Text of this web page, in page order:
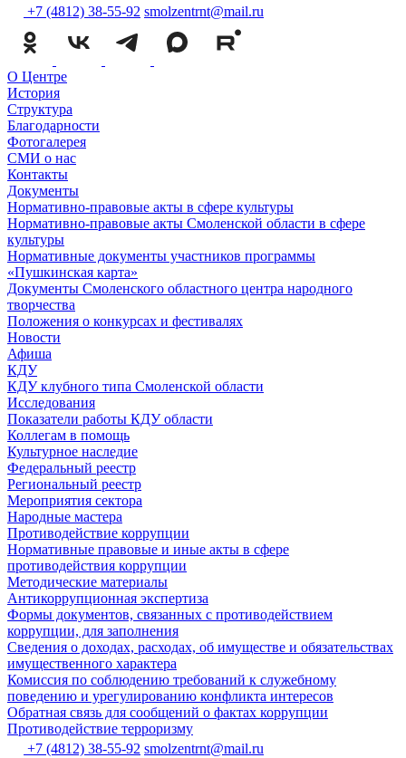
+7 (4812) 38-55-92 smolzentrnt@mail.ru
О Центре
История
Структура
Благодарности
Фотогалерея
СМИ о нас
Контакты
Документы
Нормативно-правовые акты в сфере культуры
Нормативно-правовые акты Смоленской области в сфере
культуры
Нормативные документы участников программы
«Пушкинская карта»
Документы Смоленского областного центра народного
творчества
Положения о конкурсах и фестивалях
Новости
Афиша
КДУ
КДУ клубного типа Смоленской области
Исследования
Показатели работы КДУ области
Коллегам в помощь
Культурное наследие
Федеральный реестр
Региональный реестр
Мероприятия сектора
Народные мастера
Противодействие коррупции
Нормативные правовые и иные акты в сфере
противодействия коррупции
Методические материалы
Антикоррупционная экспертиза
Формы документов, связанных с противодействием
коррупции, для заполнения
Сведения о доходах, расходах, об имуществе и обязательствах
имущественного характера
Комиссия по соблюдению требований к служебному
поведению и урегулированию конфликта интересов
Обратная связь для сообщений о фактах коррупции
Противодействие терроризму
+7 (4812) 38-55-92 smolzentrnt@mail.ru